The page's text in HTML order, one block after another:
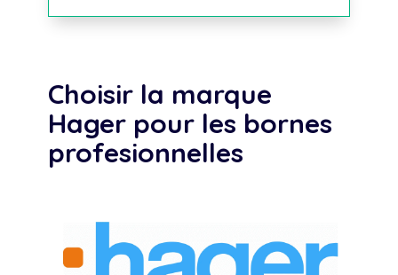
Choisir la marque
Hager pour les bornes
profesionnelles